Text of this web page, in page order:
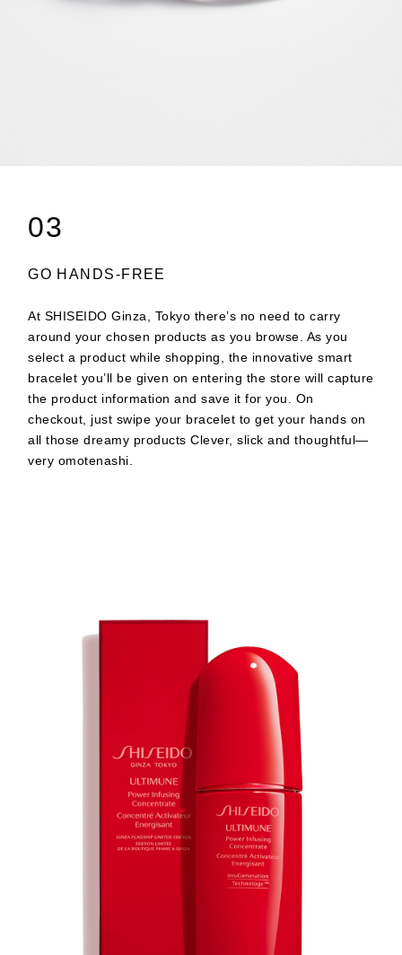
03
GO HANDS-FREE
At SHISEIDO Ginza, Tokyo there’s no need to carry
around your chosen products as you browse. As you
select a product while shopping, the innovative smart
bracelet you’ll be given on entering the store will capture
the product information and save it for you. On
checkout, just swipe your bracelet to get your hands on
all those dreamy products Clever, slick and thoughtful—
very omotenashi.